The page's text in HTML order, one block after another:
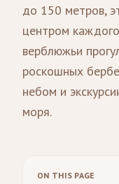
до 150 метров,
центром
верблюжьи
роскошных
небом и
моря.
ON THIS PAGE